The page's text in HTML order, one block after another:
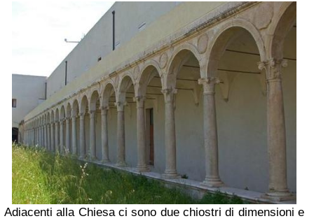
Adiacenti alla Chiesa ci sono due chiostri di dimensioni e